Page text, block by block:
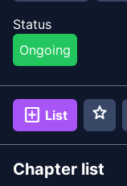
Status
Ongoing
add_box List star
Chapter list